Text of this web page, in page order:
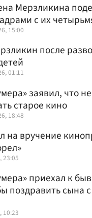
Мерзликина
с их
15:00
после
01:11
заявил, что
старое кино
18:48
на вручение
23:05
приехал к
поздравить сына
10:23